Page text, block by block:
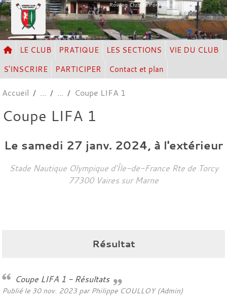
Rowing Club de Port Marly
LE CLUB PRATIQUE LES SECTIONS
VIE DU CLUB
S'INSCRIRE
PARTICIPER Contact et plan
Accueil Coupe LIFA 1
Coupe LIFA 1
Le samedi 27 janv. 2024, à l'extérieur
Stade Nautique Olympique d'Île-de-France Rte de Torcy
77300 Vaires sur Marne
Résultat
Coupe LIFA 1 - Résultats
Publié le 30 nov. 2023par Philippe COULLOY (Admin)
Panneau de gestion des cookies